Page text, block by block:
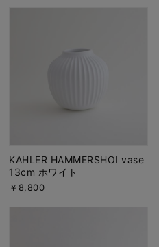
KAHLER HAMMERSHOI vase
13cm ホワイト
￥8,800